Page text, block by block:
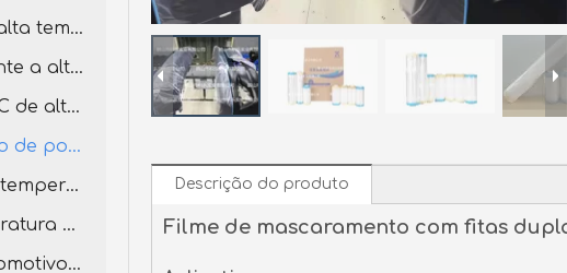
Máscara de papel de crepe de alta temperatura pré-gravada
Papel de mascaramento resistente a alta temperatura
Fita adesiva de linha fina em PVC de alta temperatura
Filme de mascaramento gravado de ponta dupla
Filme de mascaramento de alta temperatura com fita de PVC
Filme de máscara de alta temperatura pré-gravada
Soluções de mascaramento automotivo para carroçaria
Descrição do produto
Filme de mascaramento com fitas